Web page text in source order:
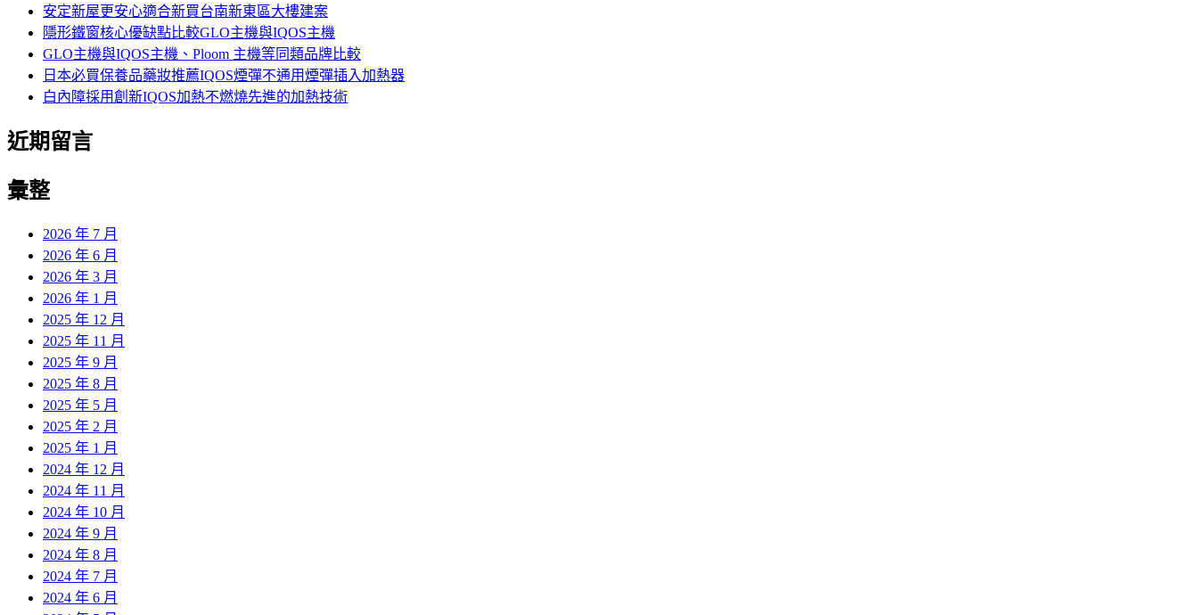
安定新屋更安心適合新買台南新東區大樓建案
隱形鐵窗核心優缺點比較GLO主機與IQOS主機
GLO主機與IQOS主機、Ploom 主機等同類品牌比較
日本必買保養品藥妝推薦IQOS煙彈不通用煙彈插入加熱器
白內障採用創新IQOS加熱不燃燒先進的加熱技術
近期留言
彙整
2026 年 7 月
2026 年 6 月
2026 年 3 月
2026 年 1 月
2025 年 12 月
2025 年 11 月
2025 年 9 月
2025 年 8 月
2025 年 5 月
2025 年 2 月
2025 年 1 月
2024 年 12 月
2024 年 11 月
2024 年 10 月
2024 年 9 月
2024 年 8 月
2024 年 7 月
2024 年 6 月